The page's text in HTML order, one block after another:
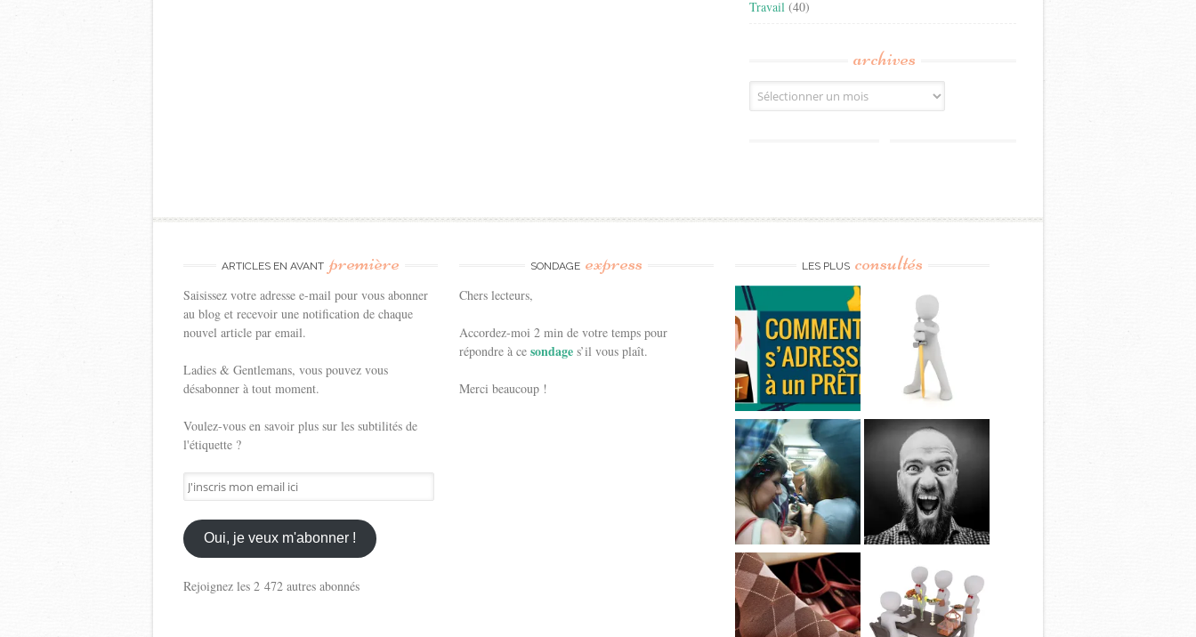
Travail (40)
archives
Archives
ARTICLES EN AVANT première
Saisissez votre adresse e-mail pour vous abonner
au blog et recevoir une notification de chaque
nouvel article par email.
Ladies & Gentlemans, vous pouvez vous
désabonner à tout moment.
Voulez-vous en savoir plus sur les subtilités de
l'étiquette ?
J'inscris
mon
email
ici
Oui, je veux m'abonner !
Rejoignez les 2 472 autres abonnés
SONDAGE express
Chers lecteurs,
Accordez-moi 2 min de votre temps pour
répondre à cesondages’il vous plaît.
Merci beaucoup !
LES PLUS consultés